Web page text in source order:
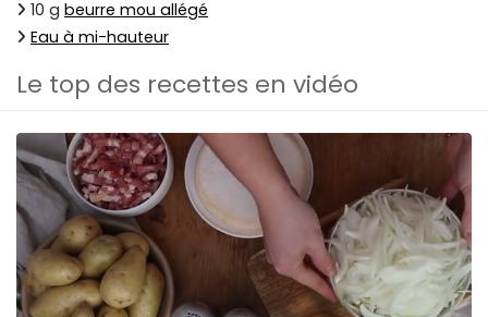
10 g beurre mou allégé
Eau à mi-hauteur
Le top des recettes en vidéo